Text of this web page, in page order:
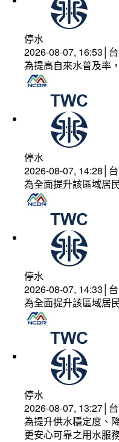
停水
2026-08-07, 16:53│
為提高自來水普及率
停水
2026-08-07, 14:28│
為全面提升該區域居
停水
2026-08-07, 14:33│
為全面提升該區域居
停水
2026-08-07, 13:27│
為提升供水穩定度、
更安心可靠之用水服